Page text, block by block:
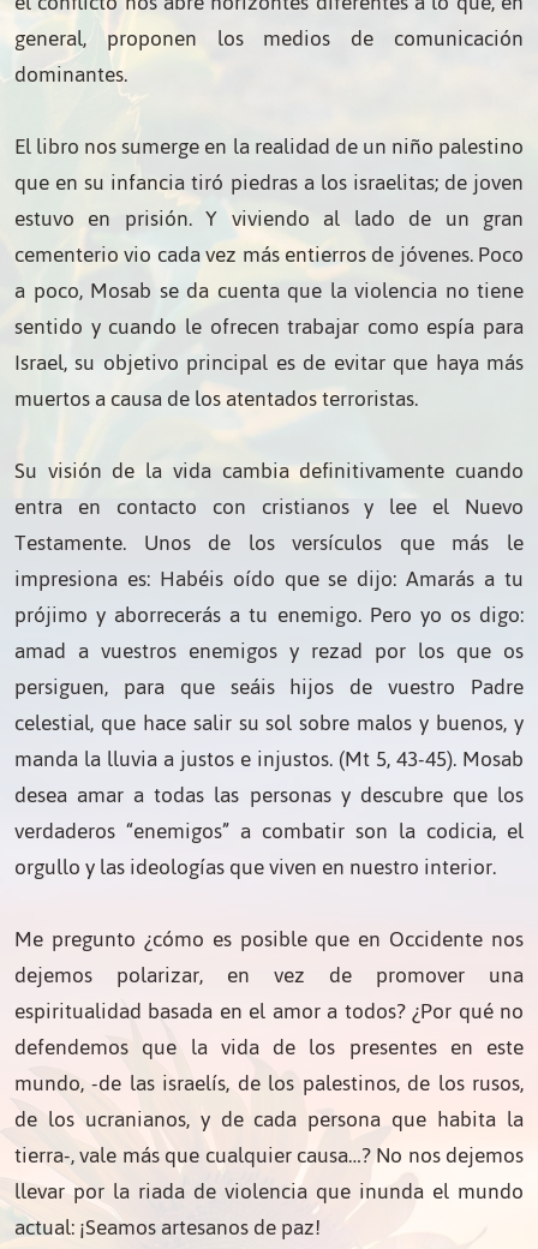
general, proponen los medios de comunicación
dominantes.
El libro nos sumerge en la realidad de un niño palestino
que en su infancia tiró piedras a los israelitas; de joven
estuvo en prisión. Y viviendo al lado de un gran
cementerio vio cada vez más entierros de jóvenes. Poco
a poco, Mosab se da cuenta que la violencia no tiene
sentido y cuando le ofrecen trabajar como espía para
Israel, su objetivo principal es de evitar que haya más
muertos a causa de los atentados terroristas.
Su visión de la vida cambia definitivamente cuando
entra en contacto con cristianos y lee el Nuevo
Testamente. Unos de los versículos que más le
impresiona es: Habéis oído que se dijo: Amarás a tu
prójimo y aborrecerás a tu enemigo. Pero yo os digo:
amad a vuestros enemigos y rezad por los que os
persiguen, para que seáis hijos de vuestro Padre
celestial, que hace salir su sol sobre malos y buenos, y
manda la lluvia a justos e injustos. (Mt 5, 43-45). Mosab
desea amar a todas las personas y descubre que los
verdaderos “enemigos” a combatir son la codicia, el
orgullo y las ideologías que viven en nuestro interior.
Me pregunto ¿cómo es posible que en Occidente nos
dejemos polarizar, en vez de promover una
espiritualidad basada en el amor a todos? ¿Por qué no
defendemos que la vida de los presentes en este
mundo, -de las israelís, de los palestinos, de los rusos,
de los ucranianos, y de cada persona que habita la
tierra-, vale más que cualquier causa…? No nos dejemos
llevar por la riada de violencia que inunda el mundo
actual: ¡Seamos artesanos de paz!